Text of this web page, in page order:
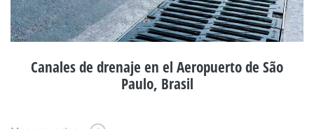
Canales de drenaje en el Aeropuerto de São
Paulo, Brasil